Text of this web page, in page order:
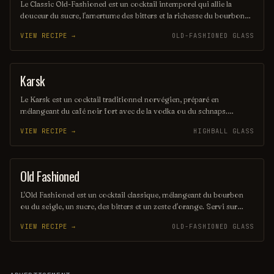
Le Classic Old-Fashioned est un cocktail intemporel qui allie la
douceur du sucre, l'amertume des bitters et la richesse du bourbon
cerise, il incarne l'élégance et la simplicité des boissons classiques.
Parfait pour ceux qui apprécient les saveurs authentiques et
raffinées.
VIEW RECIPE → OLD-FASHIONED GLASS
ORDINARY DRINK
Karsk
Le Karsk est un cocktail traditionnel norvégien, préparé en
mélangeant du café noir fort avec de la vodka ou du schnaps.
son goût corsé, parfait pour les soirées froides. Ce breuvage
rustique incarne l'esprit convivial des tavernes nordiques.
VIEW RECIPE → HIGHBALL GLASS
COCKTAIL
Old Fashioned
L'Old Fashioned est un cocktail classique, mélangeant du bourbon
ou du seigle, un sucre, des bitters et un zeste d'orange. Servi sur
cocktails traditionnels. Parfait pour les amateurs de saveurs riches et
complexes.
VIEW RECIPE → OLD-FASHIONED GLASS